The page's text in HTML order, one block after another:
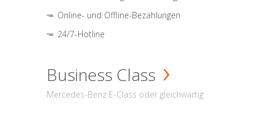
Online- und Offline-Bezahlungen
24/7-Hotline
Business Class
Mercedes-Benz E-Class oder gleichwärtig